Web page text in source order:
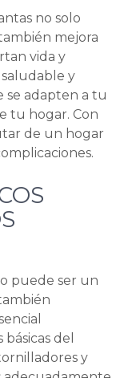
no solo
mejora
vida y
y
se adapten a tu
tu hogar. Con
de un hogar
puede ser un
del
y